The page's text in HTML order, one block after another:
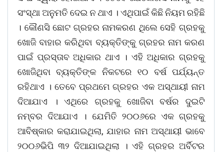
ସଂସ୍ଥା ଅନୁମତି ଦେଇ ନ ଥାଏ । ଏଥିପାଇଁ କିଛି ନିୟମ ରହିଛି
। କୌଣସି ଛୋଟ ଗ୍ରହର ନାମକରଣ ଥିଲେ ସେହି ଗ୍ରହକୁ
ଖୋଜି ବାହାର କରିଥିବା ବ୍ୟକ୍ତିଙ୍କୁ ଗ୍ରହର ନାମ କରଣ
ପାଇଁ ପ୍ରସ୍ତାବ ଅଧିକାର ଥାଏ । ଏହି ଅଧିକାର ଗ୍ରହକୁ
ଖୋଜିଥିବା ବ୍ୟକ୍ତିଙ୍କ ନିକଟରେ ୧୦ ବର୍ଷ ପର୍ଯ୍ୟନ୍ତ
ରହିଥାଏ । ତେବେ ପ୍ରଥମେ ଗ୍ରହର ଏକ ଅସ୍ଥାୟୀ ନାମ
ଦିଆଯାଏ । ଏଥିରେ ଗ୍ରହକୁ ଖୋଜିବା ବର୍ଷର ଦୁଇଟି
ନମ୍ବର ଦିଆଯାଏ । ଯେମିତି ୨୦୦୬ରେ ଏକ ଗ୍ରହକୁ
ଆବିଷ୍କାର କରାଯାଇଥିଲା, ଯାହାର ନାମ ଅସ୍ଥାୟୀ ଭାବେ
୨୦୦୬ଭିପି ୩୨ ଦିଆଯାଇଥିଲା । ଏହି ଗ୍ରହର ଅର୍ବିଟର